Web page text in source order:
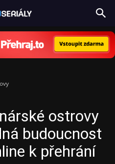
ostrovy
budoucnost
k přehrání